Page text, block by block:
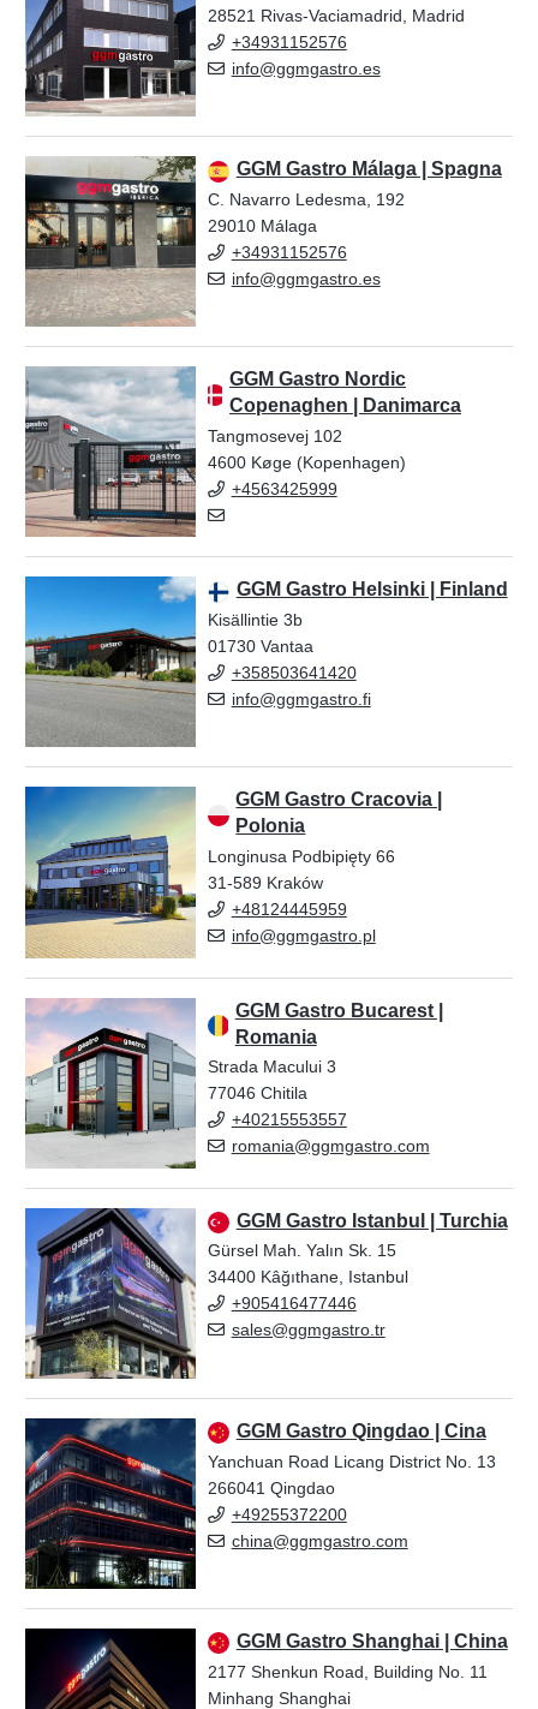
28521 Rivas-Vaciamadrid, Madrid
+34931152576
info@ggmgastro.es
GGM Gastro Málaga | Spagna
C. Navarro Ledesma, 192
29010 Málaga
+34931152576
info@ggmgastro.es
GGM Gastro Nordic
Copenaghen | Danimarca
Tangmosevej 102
4600 Køge (Kopenhagen)
+4563425999
GGM Gastro Helsinki | Finland
Kisällintie 3b
01730 Vantaa
+358503641420
info@ggmgastro.fi
GGM Gastro Cracovia |
Polonia
Longinusa Podbipięty 66
31-589 Kraków
+48124445959
info@ggmgastro.pl
GGM Gastro Bucarest |
Romania
Strada Macului 3
77046 Chitila
+40215553557
romania@ggmgastro.com
GGM Gastro Istanbul | Turchia
Gürsel Mah. Yalın Sk. 15
34400 Kâğıthane, Istanbul
+905416477446
sales@ggmgastro.tr
GGM Gastro Qingdao | Cina
Yanchuan Road Licang District No. 13
266041 Qingdao
+49255372200
china@ggmgastro.com
GGM Gastro Shanghai | China
2177 Shenkun Road, Building No. 11
Minhang Shanghai